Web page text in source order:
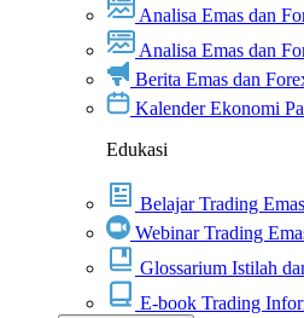
Analisa Emas dan
Analisa Emas dan
Berita Emas dan
Kalender Ekonomi
Edukasi
Belajar Trading
Webinar Trading
Glossarium Istilah
E-book Trading